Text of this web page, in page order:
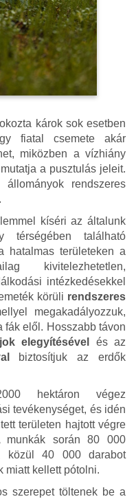
károk sok esetben
fiatal csemete akár
miközben a vízhiány
a pusztulás jeleit.
rendszeres
kíséri az általunk
térségében található
hatalmas területeken a
kivitelezhetetlen,
intézkedésekkel
körüli rendszeres
megakadályozzuk,
fák elől. Hosszabb távon
elegyítésével
és az
biztosítjuk az erdők
hektáron végez
tevékenységet, és idén
területen hajtott végre
munkák során 80 000
közül 40 000 darabot
miatt kellett pótolni.
szerepet töltenek be a